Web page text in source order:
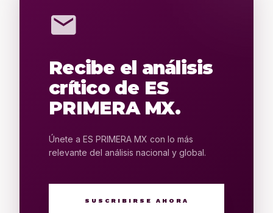
mail
Recibe el análisis
crítico de ES
PRIMERA MX.
Únete a ES PRIMERA MX con lo más
relevante del análisis nacional y global.
SUSCRIBIRSE AHORA